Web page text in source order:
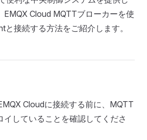
EMQX Cloud MQTTブローカーを使
と接続する方法をご紹介します。
Cloudに接続する前に、MQTT
イしていることを確認してくださ